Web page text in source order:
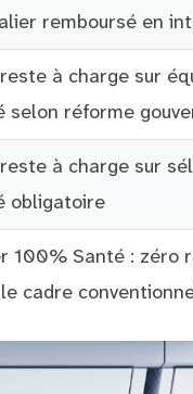
remboursé en
à charge sur
selon réforme
à charge sur
obligatoire
100% Santé : zéro
cadre